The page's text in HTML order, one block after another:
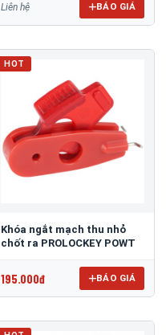
Liên hệ BÁO GIÁ
HOT
Khóa ngắt mạch thu nhỏ
chốt ra PROLOCKEY POWT
195.000đ BÁO GIÁ